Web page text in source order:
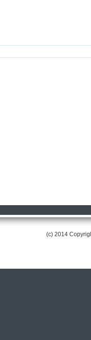
(c) 2014